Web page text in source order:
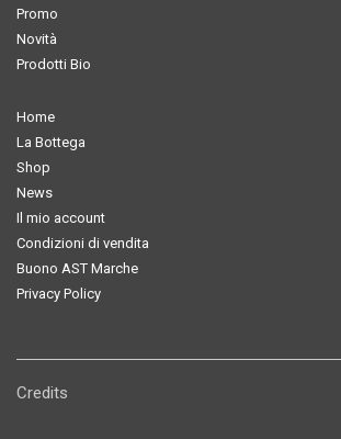
Promo
Novità
Prodotti Bio
Home
La Bottega
Shop
News
Il mio account
Condizioni di vendita
Buono AST Marche
Privacy Policy
Credits